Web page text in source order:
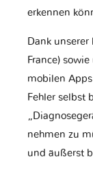
erkennen
Dank
France)
mobilen
Fehler selbst
nehmen zu
und äußerst